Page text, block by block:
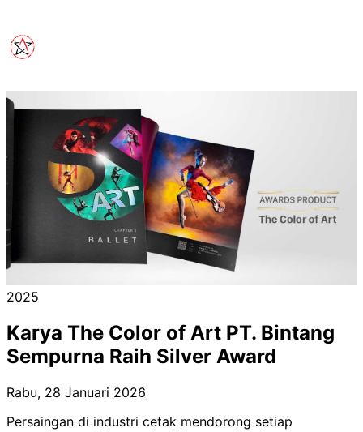
2025
Karya The Color of Art PT. Bintang
Sempurna Raih Silver Award
Rabu, 28 Januari 2026
Persaingan di industri cetak mendorong setiap